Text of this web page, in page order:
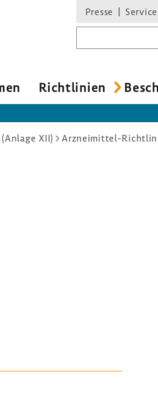
Presse Service
Richt­li­nien
XII) Arzneimittel-